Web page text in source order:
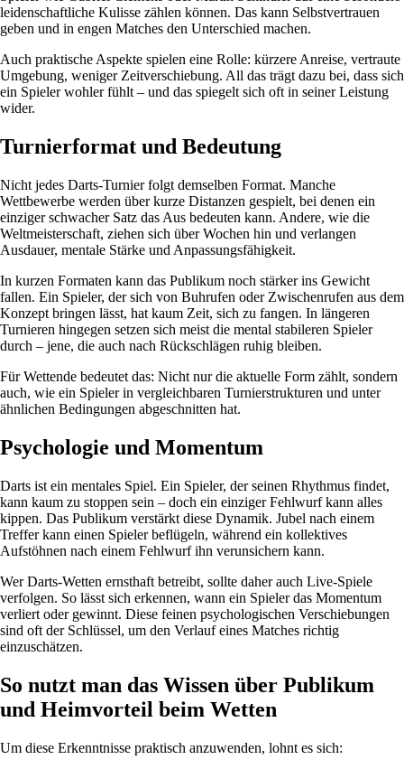
leidenschaftliche Kulisse zählen können. Das kann Selbstvertrauen
geben und in engen Matches den Unterschied machen.
Auch praktische Aspekte spielen eine Rolle: kürzere Anreise, vertraute
Umgebung, weniger Zeitverschiebung. All das trägt dazu bei, dass sich
ein Spieler wohler fühlt – und das spiegelt sich oft in seiner Leistung
wider.
Turnierformat und Bedeutung
Nicht jedes Darts-Turnier folgt demselben Format. Manche
Wettbewerbe werden über kurze Distanzen gespielt, bei denen ein
einziger schwacher Satz das Aus bedeuten kann. Andere, wie die
Weltmeisterschaft, ziehen sich über Wochen hin und verlangen
Ausdauer, mentale Stärke und Anpassungsfähigkeit.
In kurzen Formaten kann das Publikum noch stärker ins Gewicht
fallen. Ein Spieler, der sich von Buhrufen oder Zwischenrufen aus dem
Konzept bringen lässt, hat kaum Zeit, sich zu fangen. In längeren
Turnieren hingegen setzen sich meist die mental stabileren Spieler
durch – jene, die auch nach Rückschlägen ruhig bleiben.
Für Wettende bedeutet das: Nicht nur die aktuelle Form zählt, sondern
auch, wie ein Spieler in vergleichbaren Turnierstrukturen und unter
ähnlichen Bedingungen abgeschnitten hat.
Psychologie und Momentum
Darts ist ein mentales Spiel. Ein Spieler, der seinen Rhythmus findet,
kann kaum zu stoppen sein – doch ein einziger Fehlwurf kann alles
kippen. Das Publikum verstärkt diese Dynamik. Jubel nach einem
Treffer kann einen Spieler beflügeln, während ein kollektives
Aufstöhnen nach einem Fehlwurf ihn verunsichern kann.
Wer Darts-Wetten ernsthaft betreibt, sollte daher auch Live-Spiele
verfolgen. So lässt sich erkennen, wann ein Spieler das Momentum
verliert oder gewinnt. Diese feinen psychologischen Verschiebungen
sind oft der Schlüssel, um den Verlauf eines Matches richtig
einzuschätzen.
So nutzt man das Wissen über Publikum
und Heimvorteil beim Wetten
Um diese Erkenntnisse praktisch anzuwenden, lohnt es sich: